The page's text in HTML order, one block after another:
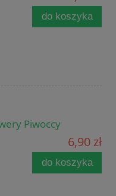
do koszyka
Piwoccy
6,90 zł
do koszyka